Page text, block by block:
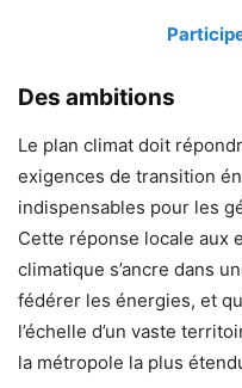
Des ambitions
Le plan climat doit
exigences de transition
indispensables pour les
Cette réponse locale aux
climatique s’ancre dans
fédérer les énergies, et
l’échelle d’un vaste
la métropole la plus